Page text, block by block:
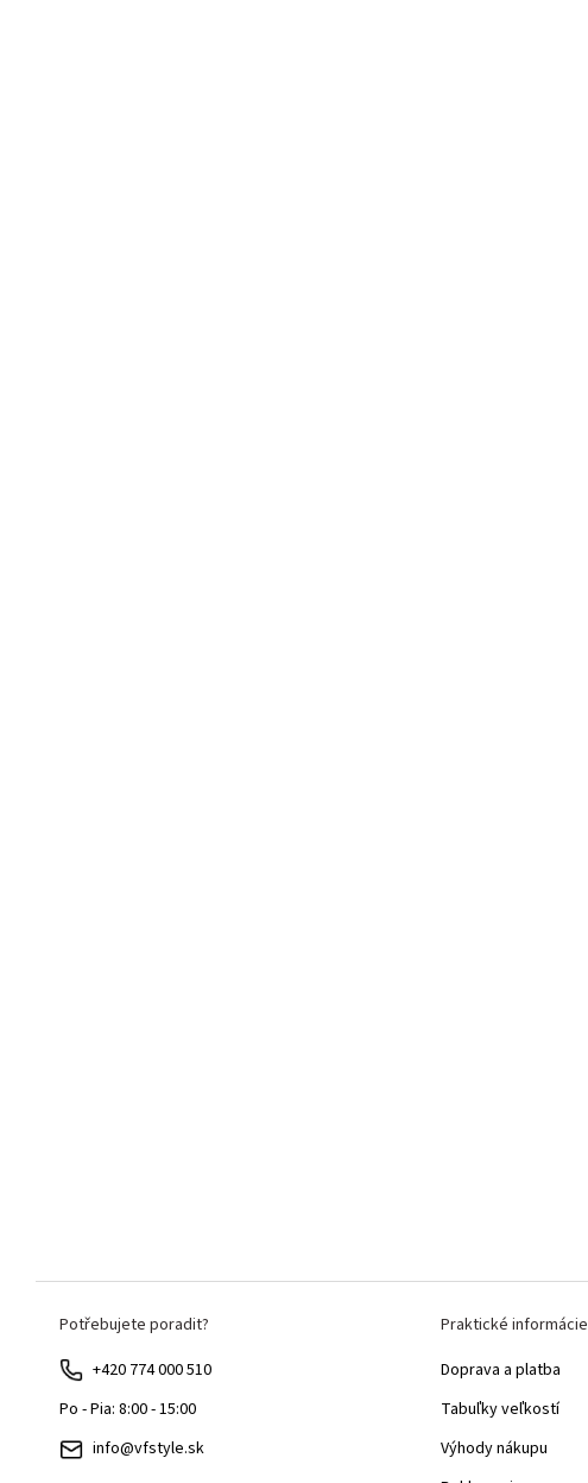
Potřebujete poradit?
+420 774 000 510
Po - Pia: 8:00 - 15:00
info@vfstyle.sk
Praktické informácie
Doprava a platba
Tabuľky veľkostí
Výhody nákupu